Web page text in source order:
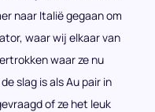
naar Italië gegaan om
waar wij elkaar van
waar ze nu
slag is als Au pair in
of ze het leuk